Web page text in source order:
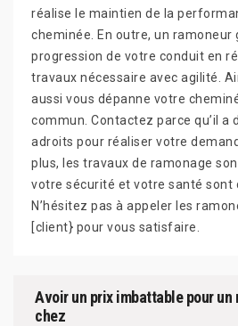
réalise le maintien de la
cheminée. En outre, un ramoneur
progression de votre conduit en
travaux nécessaire avec agilité.
aussi vous dépanne votre
commun. Contactez parce qu’il a
adroits pour réaliser votre
plus, les travaux de ramonage
votre sécurité et votre santé sont
N’hésitez pas à appeler les
[client} pour vous satisfaire.
Avoir un prix imbattable pour un
chez